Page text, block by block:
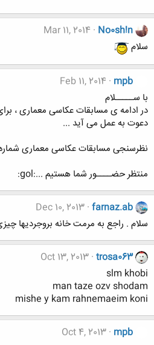
No0sh!n
Mar 11, 2014
سلام
mpb
Feb 11, 2014
با ســـــلام
در ادامه ی مسابقات عکاسی معماری ،
دعوت به عمل می آید ...
نظرسنجی مسابقات عکاسی معماری شماره 6 – ریتم و تکرار در
منتظر حضــــور شما هستیم ...:gol:
farnaz.ab
Dec 10, 2013
سلام . راجع به مرمت خانه بروجردیها
trosa063
Oct 13, 2013
slm khobi
man taze ozv shodam
mishe y kam rahnemaeim koni
mpb
Oct 4, 2013